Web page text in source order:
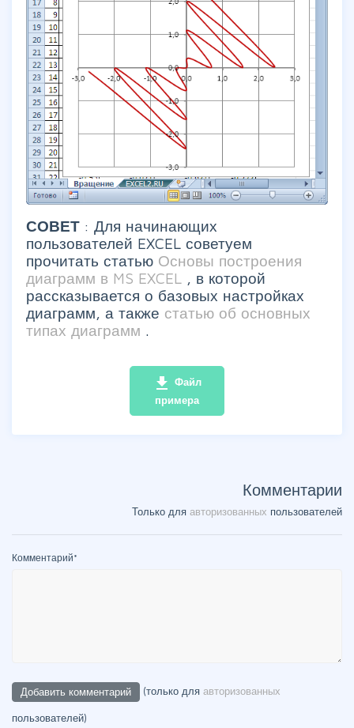
СОВЕТ : Для начинающих
пользователей EXCEL советуем
прочитать статью Основы построения
диаграмм в MS EXCEL , в которой
рассказывается о базовых настройках
диаграмм, а также статью об основных
типах диаграмм .
file_download Файл
примера
Комментарии
Только для авторизованных пользователей
Комментарий*
(только для авторизованных
пользователей)